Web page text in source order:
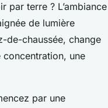
par terre ? L’ambiance
de lumière
de-chaussée, change
concentration, une
par une